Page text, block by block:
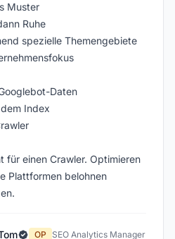
Muster
Ruhe
spezielle Themengebiete
Daten
Index
für einen Crawler. Optimieren
Plattformen belohnen
OP
SEO Analytics Manager